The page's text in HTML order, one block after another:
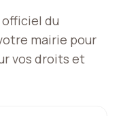
du
mairie pour
vos droits et